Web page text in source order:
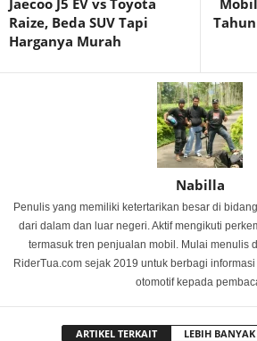
Jaecoo J5 EV vs Toyota
Raize, Beda SUV Tapi
Harganya Murah
Nabilla
Penulis yang memiliki ketertarikan besar di
dari dalam dan luar negeri. Aktif mengikuti
termasuk tren penjualan mobil. Mulai menulis
RiderTua.com sejak 2019 untuk berbagi
otomotif kepada
ARTIKEL TERKAIT LEBIH